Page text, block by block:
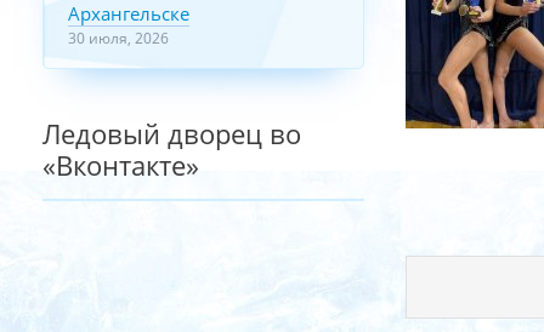
Архангельске
30 июля, 2026
Ледовый дворец во
«Вконтакте»